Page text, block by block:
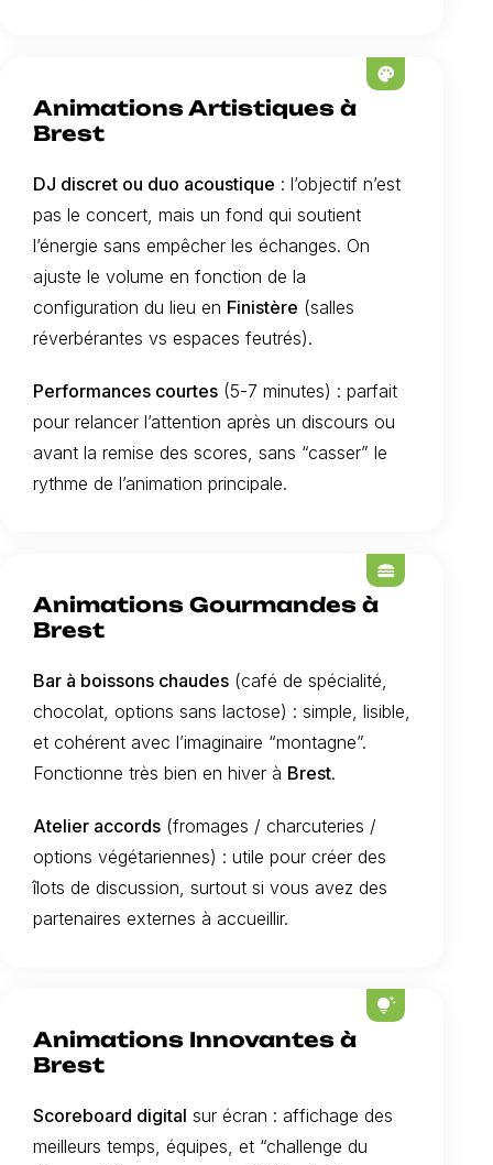
Animations Artistiques à
Brest
DJ discret ou duo acoustique : l’objectif n’est
pas le concert, mais un fond qui soutient
l’énergie sans empêcher les échanges. On
ajuste le volume en fonction de la
configuration du lieu en Finistère (salles
réverbérantes vs espaces feutrés).
Performances courtes (5-7 minutes) : parfait
pour relancer l’attention après un discours ou
avant la remise des scores, sans “casser” le
rythme de l’animation principale.
palette
Animations Gourmandes à
Brest
Bar à boissons chaudes (café de spécialité,
chocolat, options sans lactose) : simple, lisible,
et cohérent avec l’imaginaire “montagne”.
Fonctionne très bien en hiver à Brest.
Atelier accords (fromages / charcuteries /
options végétariennes) : utile pour créer des
îlots de discussion, surtout si vous avez des
partenaires externes à accueillir.
lunch_dining
Animations Innovantes à
Brest
Scoreboard digital sur écran : affichage des
meilleurs temps, équipes, et “challenge du
tips_and_updates